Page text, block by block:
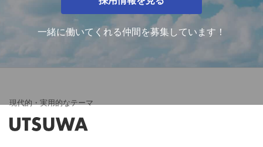
一緒に働いてくれる仲間を募集しています！
現代的・実用的なテーマ